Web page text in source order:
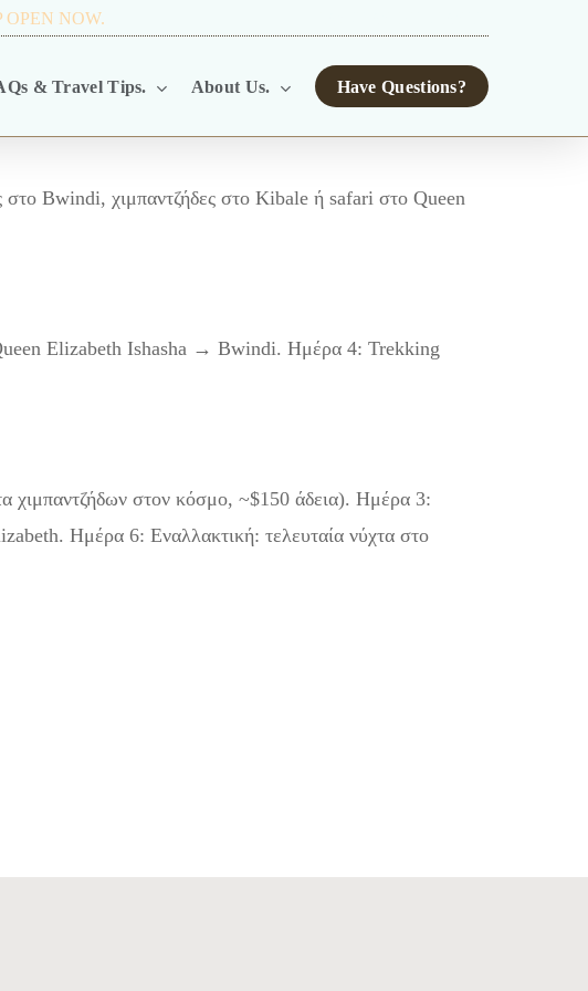
OPEN NOW.
& Travel Tips. About Us. Have Questions?
στο Bwindi, χιμπαντζήδες στο Kibale ή safari στο Queen
Elizabeth Ishasha → Bwindi. Ημέρα 4: Trekking
στον κόσμο, ~$150 άδεια). Ημέρα 3:
Ημέρα 6: Εναλλακτική: τελευταία νύχτα στο